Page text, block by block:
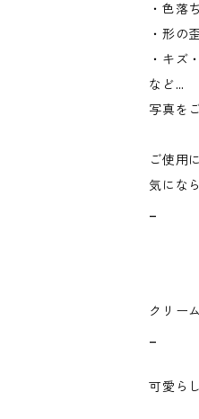
・色落ち
・形の
・キズ
など…
写真を
ご使用
気にな
クリー
可愛ら